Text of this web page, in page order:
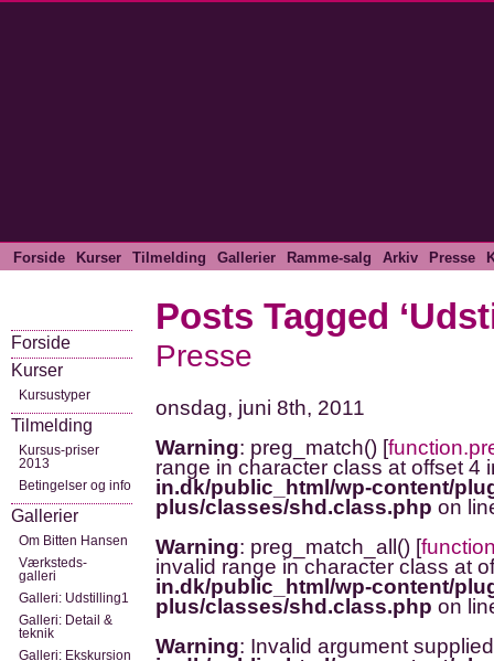
Forside Kurser Tilmelding Gallerier Ramme-salg Arkiv Presse
Posts Tagged
Presse
onsdag, juni 8th, 2011
Warning: preg_match() [
range in character class at offset 4
in.dk/public_html/wp-content/
plus/classes/shd.class.php on
Warning: preg_match_all() [
invalid range in character class at
in.dk/public_html/wp-content/
plus/classes/shd.class.php on
Warning: Invalid argument
Forside
Kurser
Kursustyper
Tilmelding
Kursus-priser
2013
Betingelser og info
Gallerier
Om Bitten Hansen
Værksteds-
galleri
Galleri: Udstilling1
Galleri: Detail &
teknik
Galleri: Ekskursion